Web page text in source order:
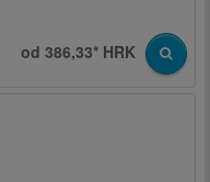
od 386,33* HRK